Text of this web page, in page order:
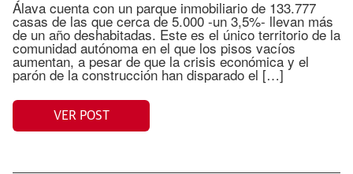
Álava cuenta con un parque inmobiliario de 133.777
casas de las que cerca de 5.000 -un 3,5%- llevan más
de un año deshabitadas. Este es el único territorio de la
comunidad autónoma en el que los pisos vacíos
aumentan, a pesar de que la crisis económica y el
parón de la construcción han disparado el […]
VER POST